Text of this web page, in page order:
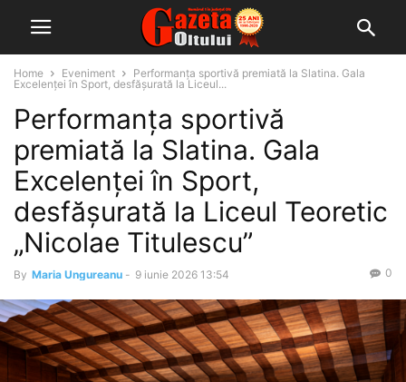
Home Eveniment
Performanța sportivă premiată la Slatina. Gala
Excelenței în Sport, desfășurată la Liceul...
Performanța sportivă
premiată la Slatina. Gala
Excelenței în Sport,
desfășurată la Liceul Teoretic
„Nicolae Titulescu”
By Maria Ungureanu - 9 iunie 2026 13:54 0